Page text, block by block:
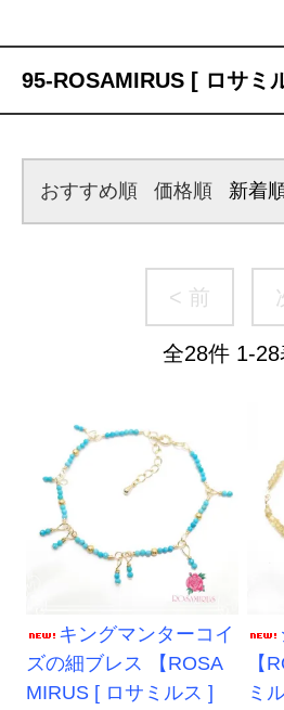
95-ROSAMIRUS [ ロサミ
おすすめ順 価格順 新着
< 前
全28件 1-28
キングマンターコイ
ズの細ブレス 【ROSA
MIRUS [ ロサミルス ]
【
ミ